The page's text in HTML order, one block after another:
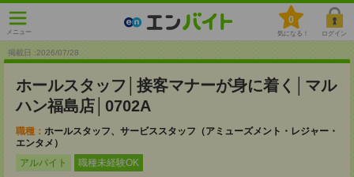
メニュー
0
気になる！ ログイン
掲載日 :2026/07/28
ホールスタッフ│接客マナーが身に着く│マル
ハン福島店│0702A
職種： ホールスタッフ、サービススタッフ（アミューズメント・レジャー・
エンタメ）
アルバイト
職種未経験OK